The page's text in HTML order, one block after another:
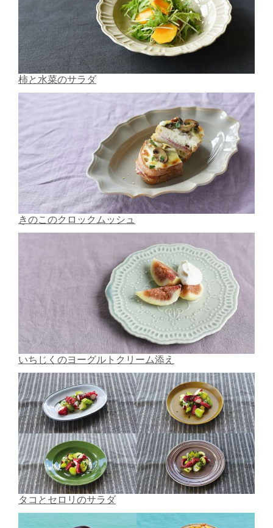
柿と水菜のサラダ
きのこのクロックムッシュ
いちじくのヨーグルトクリーム添え
タコとセロリのサラダ